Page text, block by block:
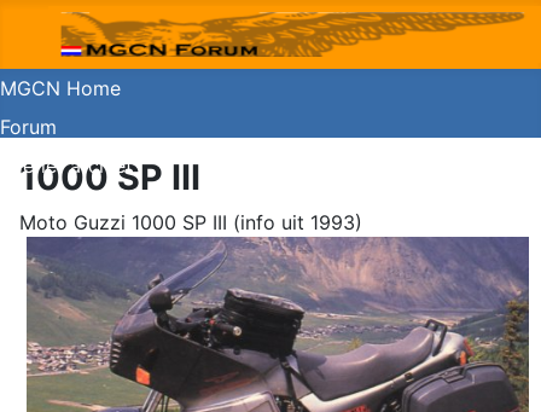
MGCN Home
Forum
Koerier archief
1000 SP III
Moto Guzzi 1000 SP III (info uit 1993)